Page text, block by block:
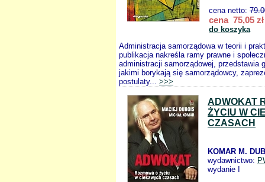
cena netto:
cena 75,05 zł
do koszyka
Administracja samorządowa w teorii i
publikacja nakreśla ramy prawne i
administracji samorządowej, przedstawia
jakimi borykają się samorządowcy,
postulaty... >>>
ADWOKAT
ŻYCIU W
CZASACH
KOMAR M.
wydawnictwo:
wydanie I